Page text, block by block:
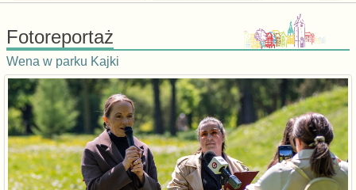
Fotoreportaż
Wena w parku Kajki